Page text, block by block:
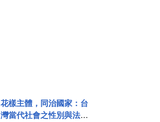
花樣主體，同治國家：台
灣當代社會之性別與法律